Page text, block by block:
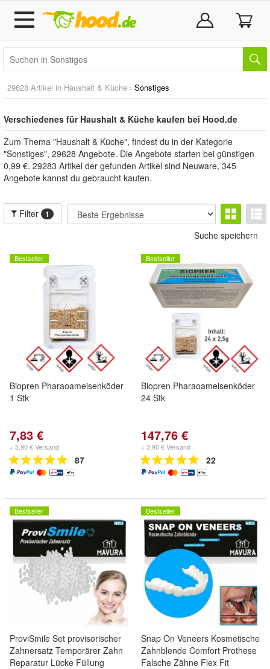
29628 Artikel in Haushalt & Küche › Sonstiges
Verschiedenes für Haushalt & Küche kaufen bei Hood.de
Zum Thema "Haushalt & Küche", findest du in der Kategorie
"Sonstiges", 29628 Angebote. Die Angebote starten bei günstigen
0,99 €. 29283 Artikel der gefunden Artikel sind Neuware, 345
Angebote kannst du gebraucht kaufen.
Filter 1
Suche speichern
Bestseller
Biopren Pharaoameisenköder
1 Stk
7,83 €
+ 3,90 € Versand
87
Bestseller
Biopren Pharaoameisenköder
24 Stk
147,76 €
+ 3,90 € Versand
22
Bestseller
ProviSmile Set provisorischer
Zahnersatz Temporärer Zahn
Reparatur Lücke Füllung
Bestseller
Snap On Veneers Kosmetische
Zahnblende Comfort Prothese
Falsche Zähne Flex Fit